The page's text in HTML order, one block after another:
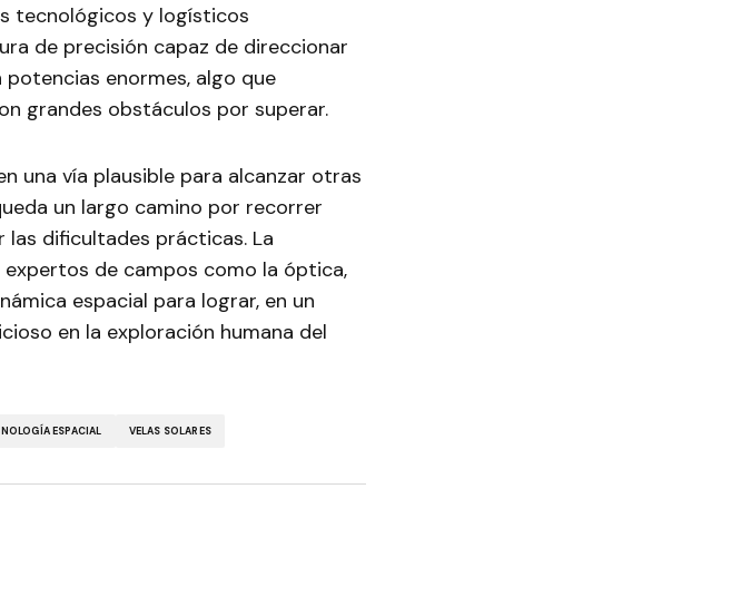
tecnológicos y logísticos
de precisión capaz de direccionar
enormes, algo que
grandes obstáculos por superar.
una vía plausible para alcanzar otras
un largo camino por recorrer
las dificultades prácticas. La
de campos como la óptica,
espacial para lograr, en un
en la exploración humana del
ESPACIAL VELAS SOLARES